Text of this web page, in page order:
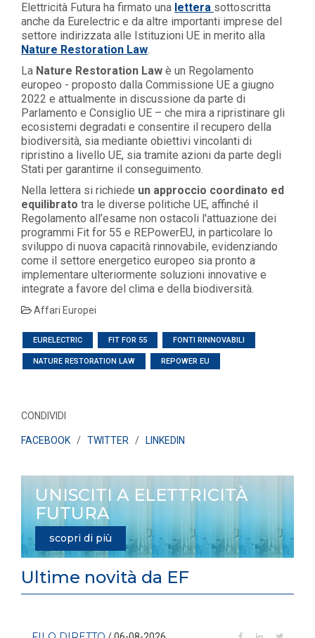
Elettricità Futura ha firmato una lettera sottoscritta
anche da Eurelectric e da altre importanti imprese del
settore indirizzata alle Istituzioni UE in merito alla
Nature Restoration Law.
La Nature Restoration Law è un Regolamento
europeo - proposto dalla Commissione UE a giugno
2022 e attualmente in discussione da parte di
Parlamento e Consiglio UE – che mira a ripristinare gli
ecosistemi degradati e consentire il recupero della
biodiversità, sia mediante obiettivi vincolanti di
ripristino a livello UE, sia tramite azioni da parte degli
Stati per garantirne il conseguimento.
Nella lettera si richiede un approccio coordinato ed
equilibrato tra le diverse politiche UE, affinché il
Regolamento all’esame non ostacoli l'attuazione dei
programmi Fit for 55 e REPowerEU, in particolare lo
sviluppo di nuova capacità rinnovabile, evidenziando
come il settore energetico europeo sia pronto a
implementare ulteriormente soluzioni innovative e
integrate a favore del clima e della biodiversità.
Affari Europei
EURELECTRIC FIT FOR 55 FONTI RINNOVABILI
NATURE RESTORATION LAW REPOWER EU
CONDIVIDI
FACEBOOK/ TWITTER / LINKEDIN
UNISCITI A ELETTRICITÀ
FUTURA
scopri di più
Ultime novità da EF